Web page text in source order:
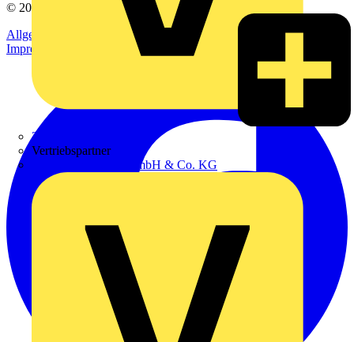
Zumtobel
Vertriebspartner
Adalbert Zajadacz GmbH & Co. KG
© 2002-
Voltimum
Allgemeine Geschäftsbedingungen
Datenschutzerklärung
Impressum